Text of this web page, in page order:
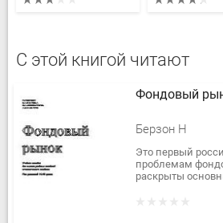
С этой книгой читают
Фондовый
Берзон Н
Это первый
проблемам
раскрыты